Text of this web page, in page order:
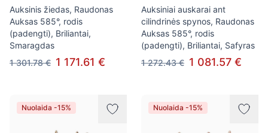
Auksinis žiedas, Raudonas
Auksas 585°, rodis
(padengti), Briliantai,
Smaragdas
1 301.78 € 1 171.61 €
Auksiniai auskarai ant
cilindrinės spynos, Raudonas
Auksas 585°, rodis
(padengti), Briliantai, Safyras
1 272.43 € 1 081.57 €
Nuolaida -15% Nuolaida -15%